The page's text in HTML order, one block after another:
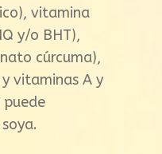
vitamina
y/o BHT),
cúrcuma),
y vitaminas A y
puede